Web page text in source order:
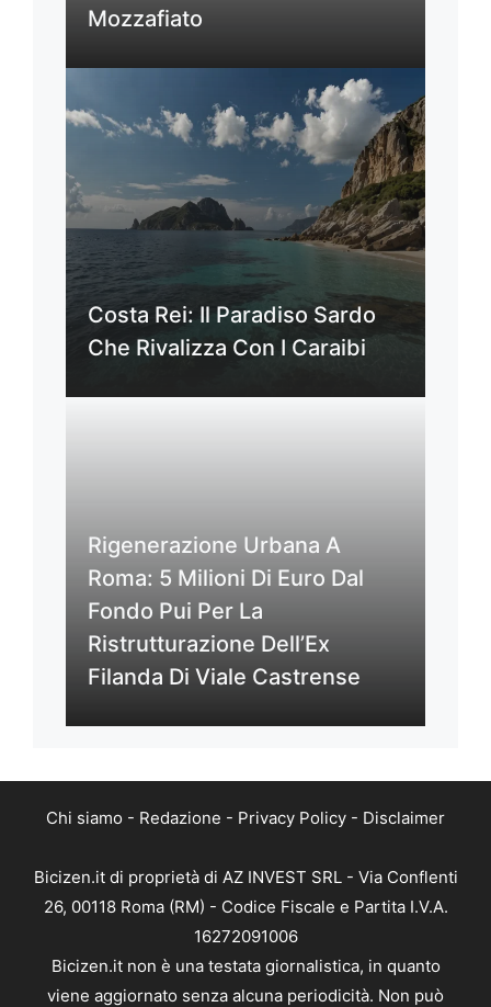
Mozzafiato
Costa Rei: Il Paradiso Sardo
Che Rivalizza Con I Caraibi
Rigenerazione Urbana A
Roma: 5 Milioni Di Euro Dal
Fondo Pui Per La
Ristrutturazione Dell’Ex
Filanda Di Viale Castrense
Chi siamo - Redazione - Privacy Policy - Disclaimer
Bicizen.it di proprietà di AZ INVEST SRL - Via Conflenti
26, 00118 Roma (RM) - Codice Fiscale e Partita I.V.A.
16272091006
Bicizen.it non è una testata giornalistica, in quanto
viene aggiornato senza alcuna periodicità. Non può